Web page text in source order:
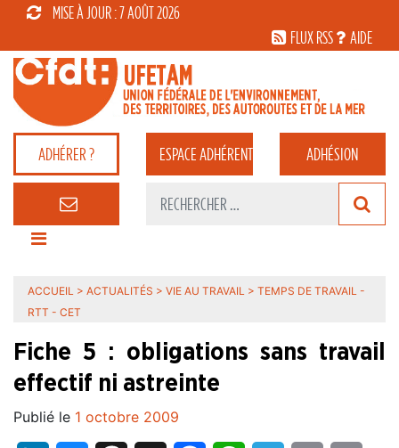
MISE À JOUR : 7 AOÛT 2026
FLUX RSS
AIDE
ADHÉRER ? ESPACEADHÉRENT ADHÉSION
ACCUEIL > ACTUALITÉS > VIE AU TRAVAIL > TEMPS DE TRAVAIL -
RTT - CET
Fiche 5 : obligations sans travail
effectif ni astreinte
Publié le 1 octobre 2009